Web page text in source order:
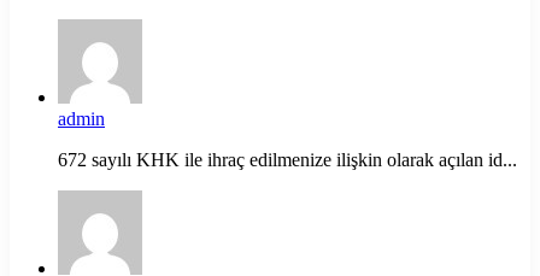
admin
672 sayılı KHK ile ihraç edilmenize ilişkin olarak açılan id...